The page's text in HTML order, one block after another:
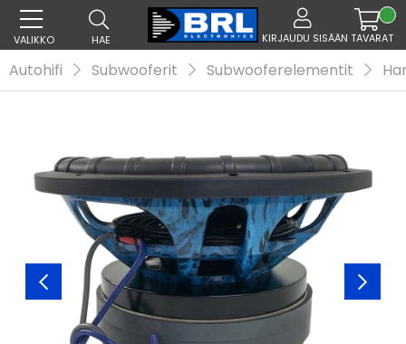
VALIKKO HAE KIRJAUDU SISÄÄN TAVARAT
Autohifi Subwooferit Subwooferelementit